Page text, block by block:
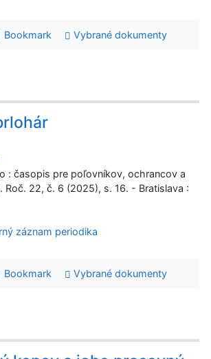
Bookmark Vybrané dokumenty
: časopis pre poľovníkov, ochrancov a
Roč. 22, č. 6 (2025), s. 16. - Bratislava :
záznam periodika
Bookmark Vybrané dokumenty